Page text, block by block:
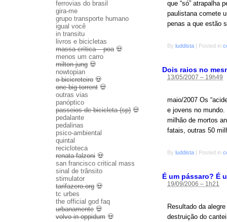
que “só” atrapalha
paulistana comete
penas a que estão
By luddista | Posted in
Dois raios no
13/05/2007 – 19h49
maio/2007 Os
e jovens no
milhão de mortos
fatais, outras 50
By luddista | Posted in
É um pássaro? É
19/09/2006 – 1h21
Resultado da
destruição do
ferrovias do brasil
gira-me
grupo transporte humano
igual você
in transitu
livros e bicicletas
massa crítica – poa💀
menos um carro
milton jung 💀
nowtopian
o bicicreteiro 💀
one big torrent 💀
outras vias
panóptico
passeios de bicicleta (sp) 💀
pedalante
pedalinas
psico-ambiental
quintal
recicloteca
renata falzoni 💀
san francisco critical mass
sinal de trânsito
stimulator
tarifazero.org 💀
tc urbes
the official god faq
urbanamente 💀
volvo in oppidum 💀